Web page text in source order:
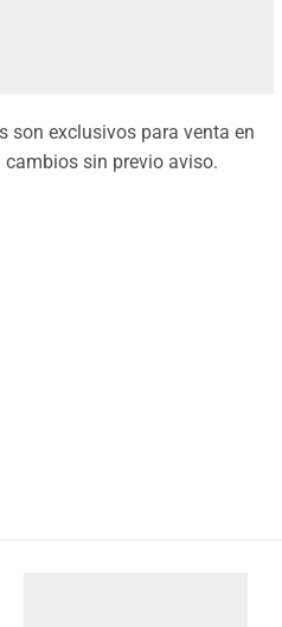
son exclusivos para venta en
sin previo aviso.